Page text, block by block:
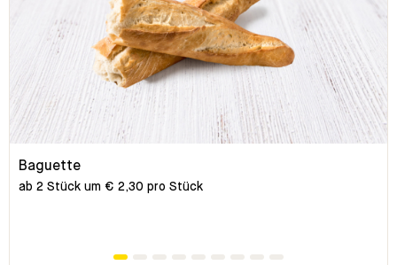
Baguette
ab 2 Stück um € 2,30 pro Stück